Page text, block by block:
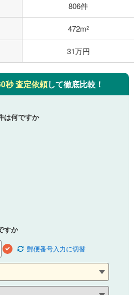
806件
472m2
31万円
秒 査定依頼して徹底比較！
は何ですか
すか
郵便番号入力に切替